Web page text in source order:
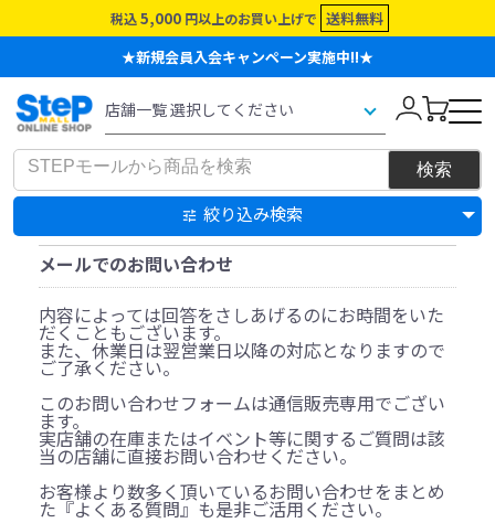
税込 5,000 円以上のお買い上げで 送料無料
★新規会員入会キャンペーン実施中!!★
絞り込み検索
メールでのお問い合わせ
内容によっては回答をさしあげるのにお時間をいた
だくこともございます。
また、休業日は翌営業日以降の対応となりますので
ご了承ください。
このお問い合わせフォームは通信販売専用でござい
ます。
実店舗の在庫またはイベント等に関するご質問は該
当の店舗に直接お問い合わせください。
お客様より数多く頂いているお問い合わせをまとめ
た『よくある質問』も是非ご活用ください。